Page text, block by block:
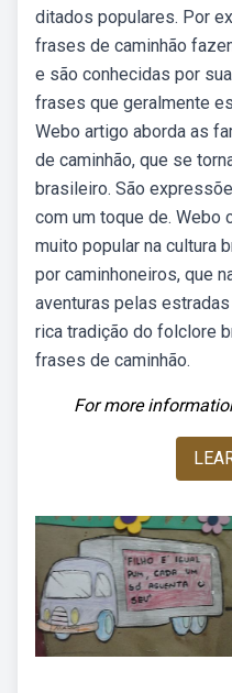
ditados populares. Por
frases de caminhão
e são conhecidas por
frases que geralmente
Webo artigo aborda as
de caminhão, que se
brasileiro. São
com um toque de. Webo
muito popular na cultura
por caminhoneiros, que
aventuras pelas
rica tradição do folclore
frases de caminhão.
For more